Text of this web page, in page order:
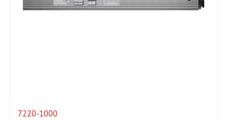
7220-1000